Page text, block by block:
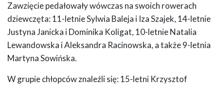
Zawzięcie pedałowały wówczas na swoich rowerach
dziewczęta: 11-letnie Sylwia Baleja i Iza Szajek, 14-letnie
Justyna Janicka i Dominika Koligat, 10-letnie Natalia
Lewandowska i Aleksandra Racinowska, a także 9-letnia
Martyna Sowińska.
W grupie chłopców znaleźli się: 15-letni Krzysztof